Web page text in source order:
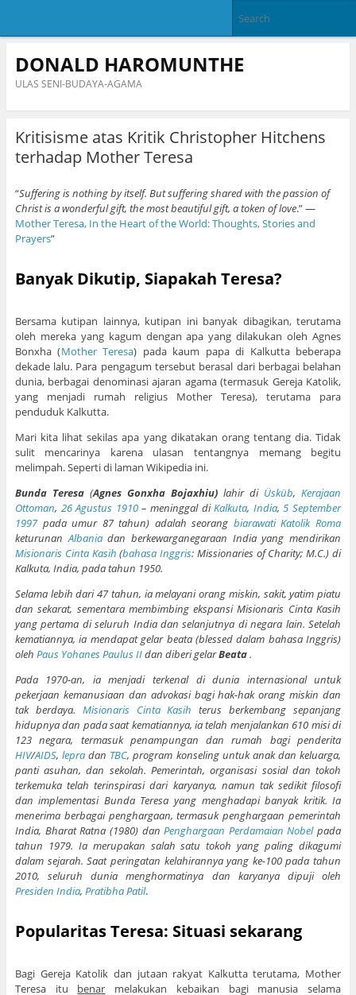
DONALD HAROMUNTHE
ULAS SENI-BUDAYA-AGAMA
Kritisisme atas Kritik Christopher Hitchens
terhadap Mother Teresa
“Suffering is nothing by itself. But suffering shared with the passion of
Christ is a wonderful gift, the most beautiful gift, a token of love.” ―
Mother Teresa, In the Heart of the World: Thoughts, Stories and
Prayers”
Banyak Dikutip, Siapakah Teresa?
Bersama kutipan lainnya, kutipan ini banyak dibagikan, terutama
oleh mereka yang kagum dengan apa yang dilakukan oleh Agnes
Bonxha (Mother Teresa) pada kaum papa di Kalkutta beberapa
dekade lalu. Para pengagum tersebut berasal dari berbagai belahan
dunia, berbagai denominasi ajaran agama (termasuk Gereja Katolik,
yang menjadi rumah religius Mother Teresa), terutama para
penduduk Kalkutta.
Mari kita lihat sekilas apa yang dikatakan orang tentang dia. Tidak
sulit mencarinya karena ulasan tentangnya memang begitu
melimpah. Seperti di laman Wikipedia ini.
Bunda Teresa (Agnes Gonxha Bojaxhiu)lahir di Üsküb,Kerajaan
Ottoman, 26 Agustus 1910– meninggal diKalkuta, India,5 September
1997pada umur 87 tahun) adalah seorang biarawati Katolik Roma
keturunanAlbaniadan berkewarganegaraan India yang mendirikan
Misionaris Cinta Kasih (bahasa Inggris: Missionaries of Charity; M.C.) di
Kalkuta, India, pada tahun 1950.
Selama lebih dari 47 tahun, ia melayani orang miskin, sakit, yatim piatu
dan sekarat, sementara membimbing ekspansi Misionaris Cinta Kasih
yang pertama di seluruh India dan selanjutnya di negara lain. Setelah
kematiannya, ia mendapat gelar beata (blessed dalam bahasa Inggris)
oleh Paus Yohanes Paulus IIdan diberi gelarBeata.
Pada 1970-an, ia menjadi terkenal di dunia internasional untuk
pekerjaan kemanusiaan dan advokasi bagi hak-hak orang miskin dan
tak berdaya. Misionaris Cinta Kasih terus berkembang sepanjang
hidupnya dan pada saat kematiannya, ia telah menjalankan 610 misi di
123 negara, termasuk penampungan dan rumah bagi penderita
HIV/AIDS,lepra dan TBC, program konseling untuk anak dan keluarga,
panti asuhan, dan sekolah. Pemerintah, organisasi sosial dan tokoh
terkemuka telah terinspirasi dari karyanya, namun tak sedikit filosofi
dan implementasi Bunda Teresa yang menghadapi banyak kritik. Ia
menerima berbagai penghargaan, termasuk penghargaan pemerintah
India, Bharat Ratna (1980) danPenghargaan Perdamaian Nobelpada
tahun 1979. Ia merupakan salah satu tokoh yang paling dikagumi
dalam sejarah. Saat peringatan kelahirannya yang ke-100 pada tahun
2010, seluruh dunia menghormatinya dan karyanya dipuji oleh
Presiden India, Pratibha Patil.
Popularitas Teresa: Situasi sekarang
Bagi Gereja Katolik dan jutaan rakyat Kalkutta terutama, Mother
Teresa itu benar melakukan kebaikan bagi manusia selama